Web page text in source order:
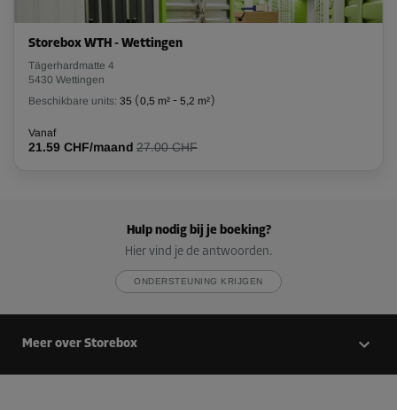
Storebox WTH - Wettingen
Tägerhardmatte 4
5430 Wettingen
Beschikbare units: 35 (0,5 m² - 5,2 m²)
Vanaf
21.59 CHF/maand 27.00 CHF
Hulp nodig bij je boeking?
Hier vind je de antwoorden.
ONDERSTEUNING KRIJGEN
Meer over Storebox